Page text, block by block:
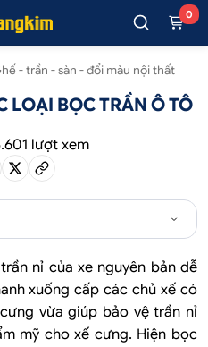
0
- trần - sàn - đổi màu nội thất
LOẠI BỌC TRẦN Ô TÔ
lượt xem
nỉ của xe nguyên bản dễ
xuống cấp các chủ xế có
vừa giúp bảo vệ trần nỉ
mỹ cho xế cưng. Hiện bọc